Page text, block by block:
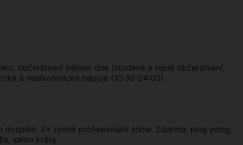
občerstvení během dne (studené a teplé občerstvení,
a nealkoholické nápoje (10:30-24:00).
2× týdně profesionální show. Zdarma: ping pong,
salon krásy.